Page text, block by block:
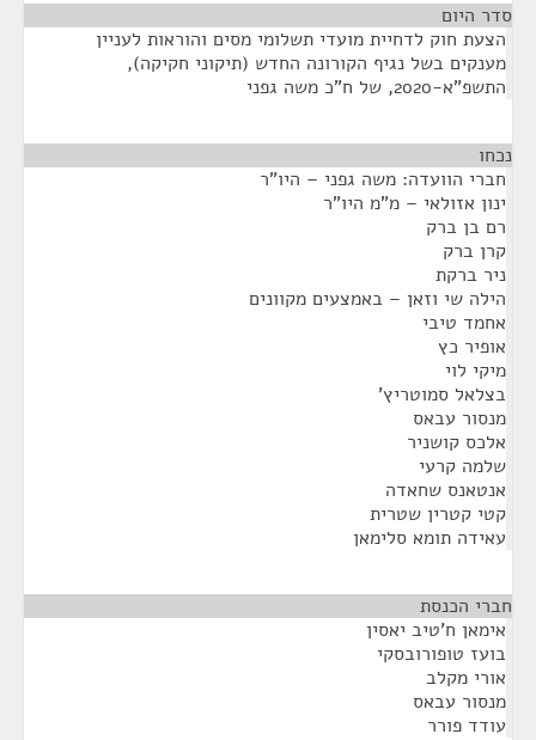
סדר היום
הצעת חוק לדחיית מועדי תשלומי מסים והוראות לעניין
מענקים בשל נגיף הקורונה החדש (תיקוני חקיקה),
התשפ"א-2020, של ח"כ משה גפני
נכחו
חברי הוועדה: משה גפני – היו"ר
ינון אזולאי – מ"מ היו"ר
רם בן ברק
קרן ברק
ניר ברקת
הילה שי וזאן – באמצעים מקוונים
אחמד טיבי
אופיר כץ
מיקי לוי
בצלאל סמוטריץ'
מנסור עבאס
אלכס קושניר
שלמה קרעי
אנטאנס שחאדה
קטי קטרין שטרית
עאידה תומא סלימאן
חברי הכנסת
אימאן ח'טיב יאסין
בועז טופורובסקי
אורי מקלב
מנסור עבאס
עודד פורר